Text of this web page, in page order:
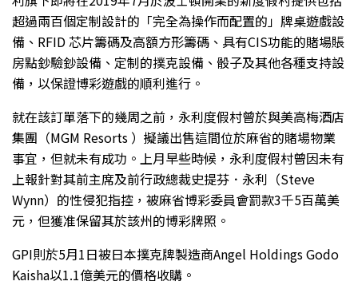
超過兩百個定制設計的「完全為操作而配置的」牌桌遊戲設
備、RFID 芯片籌碼及高額方形籌碼、具有CIS功能的賭場賬
房點鈔驗鈔設備、定制的撲克設備、骰子及其他各種支持設
備，以保證博彩遊戲的順利進行。
就在該訂單落下的幾周之前，永利度假村曾於與美高梅酒店
集團（MGM Resorts ）擬議出售這間位於麻省的賭場物業
事宜，但就未有成功。上月早些時候，永利度假村曾因未有
上報針對其前主席及前行政總裁史提芬．永利（Steve
Wynn）的性侵犯指控，被麻省博彩委員會罰款3千5百萬美
元，但獲准保留其於該州的博彩牌照。
GPI則於5月1日被日本撲克牌製造商Angel Holdings Godo
Kaisha以1.1億美元的價格收購。